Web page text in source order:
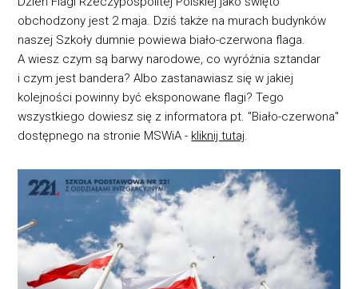
obchodzony jest 2 maja. Dziś także na murach budynków
naszej Szkoły dumnie powiewa biało-czerwona flaga.
A wiesz czym są barwy narodowe, co wyróżnia sztandar
i czym jest bandera? Albo zastanawiasz się w jakiej
kolejności powinny być eksponowane flagi? Tego
wszystkiego dowiesz się z informatora pt. "Biało-czerwona"
dostępnego na stronie MSWiA - kliknij tutaj.